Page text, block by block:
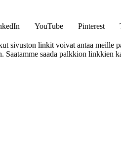
YouTube Pinterest
sivuston linkit voivat antaa meille
saada palkkion linkkien